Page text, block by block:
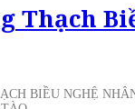
Thạch
BIỀU NGHỆ